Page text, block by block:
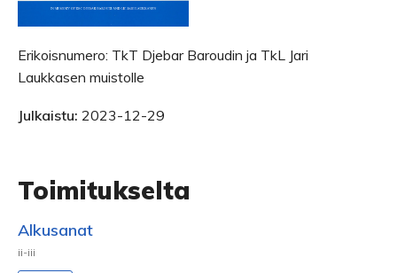
Erikoisnumero: TkT Djebar Baroudin ja TkL Jari
Laukkasen muistolle
Julkaistu: 2023-12-29
Toimitukselta
Alkusanat
ii-iii